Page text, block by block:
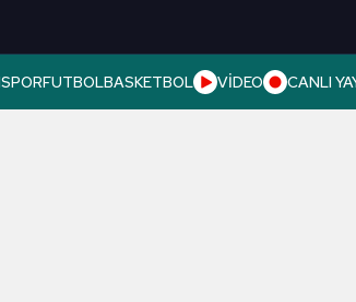
FUTBOLBASKETBOL VİDEO CANLI